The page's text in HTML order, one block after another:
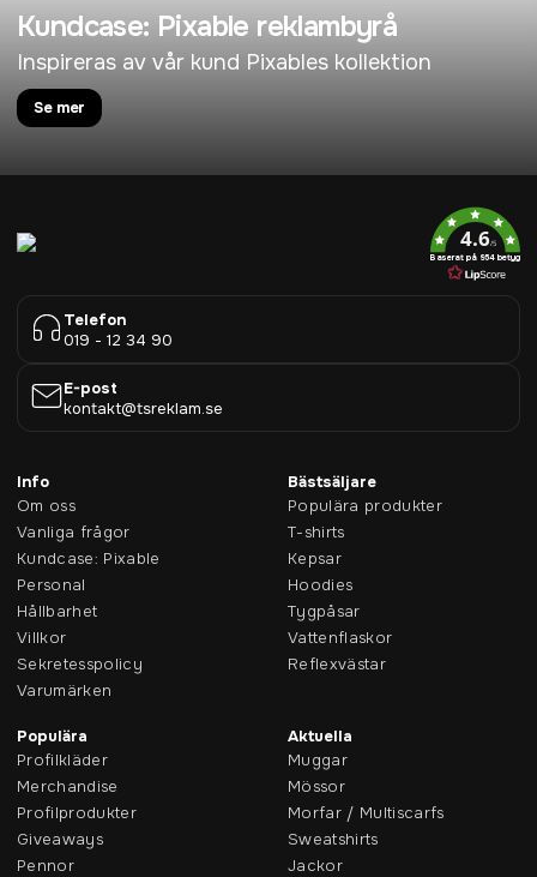
Kundcase: Pixable reklambyrå
Inspireras av vår kund Pixables kollektion
Se mer
4.6/5
Baserat på 954 betyg
Telefon
019 - 12 34 90
E-post
kontakt@tsreklam.se
Info
Om oss
Vanliga frågor
Kundcase: Pixable
Personal
Hållbarhet
Villkor
Sekretesspolicy
Varumärken
Bästsäljare
Populära produkter
T-shirts
Kepsar
Hoodies
Tygpåsar
Vattenflaskor
Reflexvästar
Populära
Profilkläder
Merchandise
Profilprodukter
Giveaways
Pennor
Aktuella
Muggar
Mössor
Morfar / Multiscarfs
Sweatshirts
Jackor